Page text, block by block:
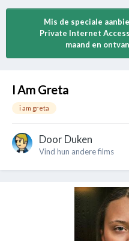
Mis de speciale
Private Internet
maand en
I Am Greta
i am greta
DoorDuken
Vind hun andere films